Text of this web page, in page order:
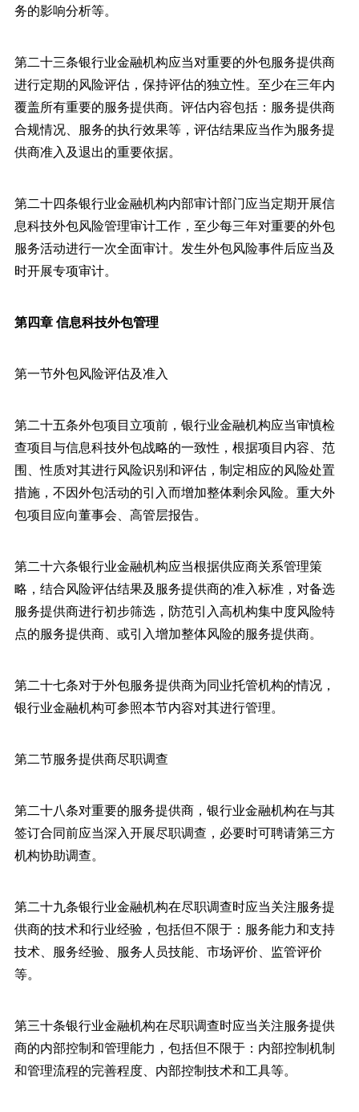
务的影响分析等。
第二十三条银行业金融机构应当对重要的外包服务提供商
进行定期的风险评估，保持评估的独立性。至少在三年内
覆盖所有重要的服务提供商。评估内容包括：服务提供商
合规情况、服务的执行效果等，评估结果应当作为服务提
供商准入及退出的重要依据。
第二十四条银行业金融机构内部审计部门应当定期开展信
息科技外包风险管理审计工作，至少每三年对重要的外包
服务活动进行一次全面审计。发生外包风险事件后应当及
时开展专项审计。
第四章 信息科技外包管理
第一节外包风险评估及准入
第二十五条外包项目立项前，银行业金融机构应当审慎检
查项目与信息科技外包战略的一致性，根据项目内容、范
围、性质对其进行风险识别和评估，制定相应的风险处置
措施，不因外包活动的引入而增加整体剩余风险。重大外
包项目应向董事会、高管层报告。
第二十六条银行业金融机构应当根据供应商关系管理策
略，结合风险评估结果及服务提供商的准入标准，对备选
服务提供商进行初步筛选，防范引入高机构集中度风险特
点的服务提供商、或引入增加整体风险的服务提供商。
第二十七条对于外包服务提供商为同业托管机构的情况，
银行业金融机构可参照本节内容对其进行管理。
第二节服务提供商尽职调查
第二十八条对重要的服务提供商，银行业金融机构在与其
签订合同前应当深入开展尽职调查，必要时可聘请第三方
机构协助调查。
第二十九条银行业金融机构在尽职调查时应当关注服务提
供商的技术和行业经验，包括但不限于：服务能力和支持
技术、服务经验、服务人员技能、市场评价、监管评价
等。
第三十条银行业金融机构在尽职调查时应当关注服务提供
商的内部控制和管理能力，包括但不限于：内部控制机制
和管理流程的完善程度、内部控制技术和工具等。